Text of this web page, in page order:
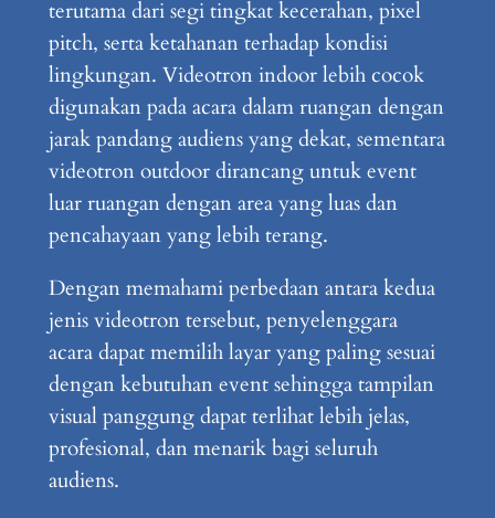
terutama dari segi tingkat kecerahan, pixel
pitch, serta ketahanan terhadap kondisi
lingkungan. Videotron indoor lebih cocok
digunakan pada acara dalam ruangan dengan
jarak pandang audiens yang dekat, sementara
videotron outdoor dirancang untuk event
luar ruangan dengan area yang luas dan
pencahayaan yang lebih terang.
Dengan memahami perbedaan antara kedua
jenis videotron tersebut, penyelenggara
acara dapat memilih layar yang paling sesuai
dengan kebutuhan event sehingga tampilan
visual panggung dapat terlihat lebih jelas,
profesional, dan menarik bagi seluruh
audiens.